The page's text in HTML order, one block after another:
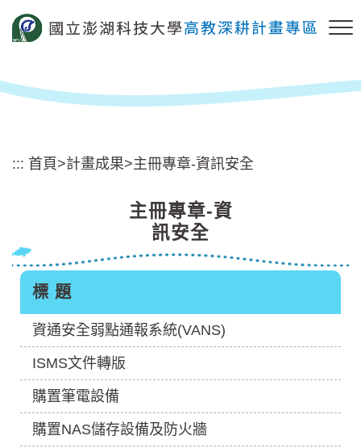
內
::: 首頁 >計畫成果>主冊專章-資訊安全
主冊專章-資
訊安全
標 題
資通安全弱點通報系統(VANS)
ISMS文件轉版
購置筆電設備
購置NAS儲存設備及防火牆